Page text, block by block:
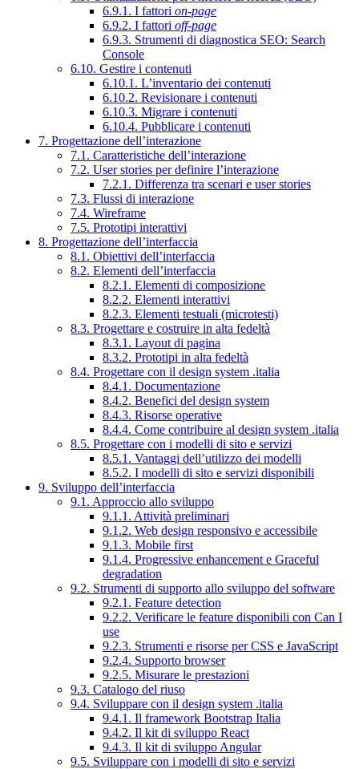
6.9.1. I fattori on-page
6.9.2. I fattori off-page
6.9.3. Strumenti di diagnostica SEO: Search
Console
6.10. Gestire i contenuti
6.10.1. L’inventario dei contenuti
6.10.2. Revisionare i contenuti
6.10.3. Migrare i contenuti
6.10.4. Pubblicare i contenuti
7. Progettazione dell’interazione
7.1. Caratteristiche dell’interazione
7.2. User stories per definire l’interazione
7.2.1. Differenza tra scenari e user stories
7.3. Flussi di interazione
7.4. Wireframe
7.5. Prototipi interattivi
8. Progettazione dell’interfaccia
8.1. Obiettivi dell’interfaccia
8.2. Elementi dell’interfaccia
8.2.1. Elementi di composizione
8.2.2. Elementi interattivi
8.2.3. Elementi testuali (microtesti)
8.3. Progettare e costruire in alta fedeltà
8.3.1. Layout di pagina
8.3.2. Prototipi in alta fedeltà
8.4. Progettare con il design system .italia
8.4.1. Documentazione
8.4.2. Benefici del design system
8.4.3. Risorse operative
8.4.4. Come contribuire al design system .italia
8.5. Progettare con i modelli di sito e servizi
8.5.1. Vantaggi dell’utilizzo dei modelli
8.5.2. I modelli di sito e servizi disponibili
9. Sviluppo dell’interfaccia
9.1. Approccio allo sviluppo
9.1.1. Attività preliminari
9.1.2. Web design responsivo e accessibile
9.1.3. Mobile first
9.1.4. Progressive enhancement e Graceful
degradation
9.2. Strumenti di supporto allo sviluppo del software
9.2.1. Feature detection
9.2.2. Verificare le feature disponibili con Can I
use
9.2.3. Strumenti e risorse per CSS e JavaScript
9.2.4. Supporto browser
9.2.5. Misurare le prestazioni
9.3. Catalogo del riuso
9.4. Sviluppare con il design system .italia
9.4.1. Il framework Bootstrap Italia
9.4.2. Il kit di sviluppo React
9.4.3. Il kit di sviluppo Angular
9.5. Sviluppare con i modelli di sito e servizi